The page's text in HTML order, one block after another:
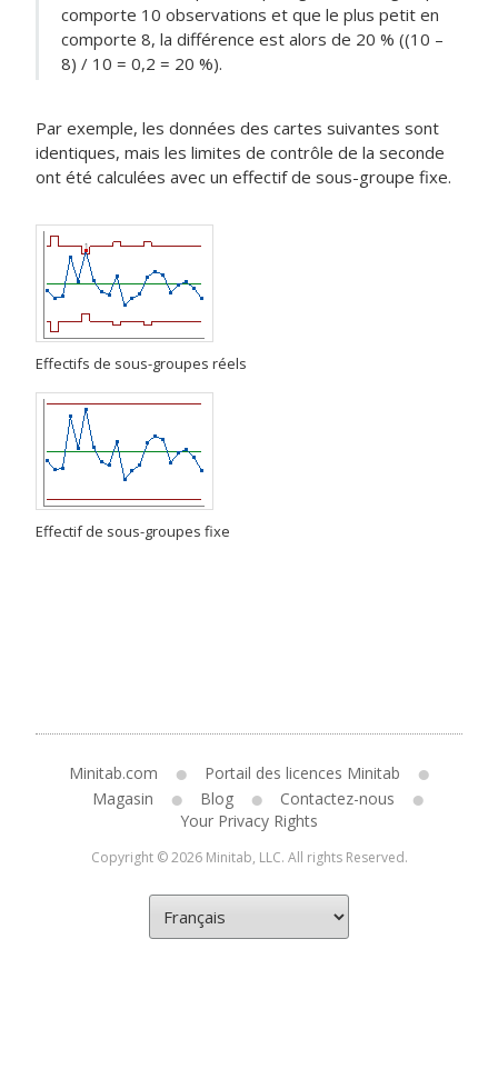
comporte 10 observations et que le plus petit en
comporte 8, la différence est alors de 20 % ((10 –
8) / 10 = 0,2 = 20 %).
Par exemple, les données des cartes suivantes sont
identiques, mais les limites de contrôle de la seconde
ont été calculées avec un effectif de sous-groupe fixe.
Effectifs de sous-groupes réels
Effectif de sous-groupes fixe
Minitab.com
Portail des licences Minitab
Magasin
Blog
Contactez-nous
Your Privacy Rights
Copyright © 2026 Minitab, LLC. All rights Reserved.